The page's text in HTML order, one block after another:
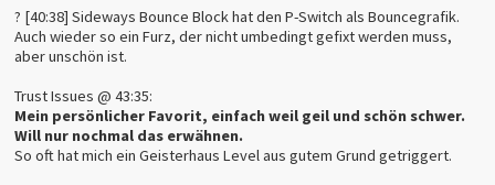
? [40:38] Sideways Bounce Block hat den P-Switch als Bouncegrafik.
Auch wieder so ein Furz, der nicht umbedingt gefixt werden muss,
aber unschön ist.
Trust Issues @ 43:35:
Mein persönlicher Favorit, einfach weil geil und schön schwer.
Will nur nochmal das erwähnen.
So oft hat mich ein Geisterhaus Level aus gutem Grund getriggert.